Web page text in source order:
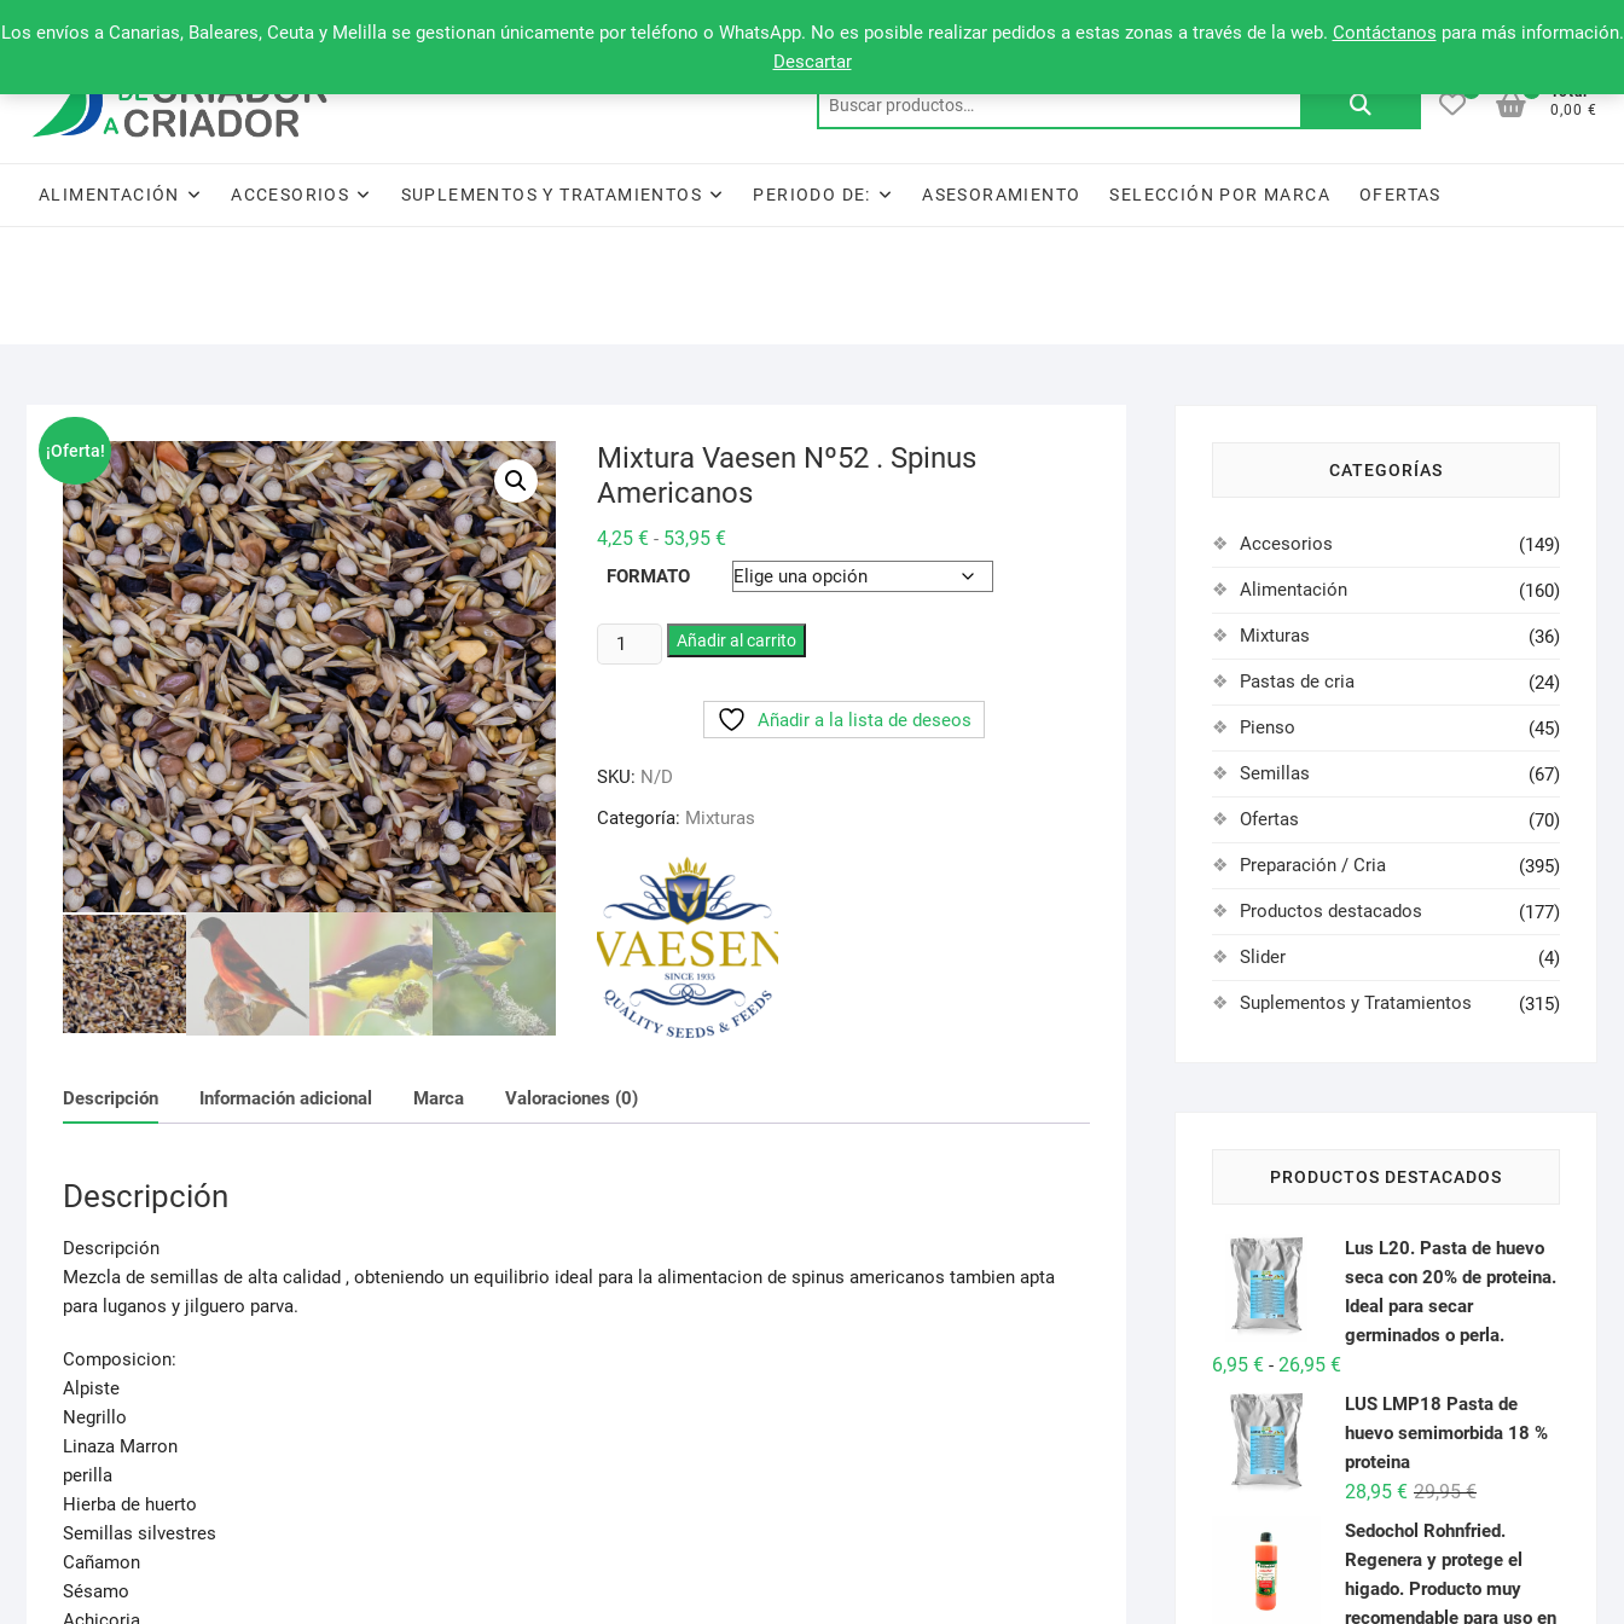
Los envíos a Canarias, Baleares, Ceuta y Melilla se gestionan únicamente por teléfono o WhatsApp. No es posible realizar pedidos a estas zonas a través de la web. Contáctanos para más información.
Descartar
al
660 079 911 Mi cuenta Lista de deseos
Buscar
Total
0,00 €
ALIMENTACIÓN ACCESORIOS SUPLEMENTOS Y TRATAMIENTOS PERIODO DE: ASESORAMIENTO SELECCIÓN POR MARCA OFERTAS
¡Oferta!
Mixtura Vaesen Nº52 . Spinus
Americanos
4,25 € - 53,95 €Rango
precios:
desde
hasta
53,95 €
FORMATO
Mixtura
Vaesen
Americanos
cantidad
Añadir al carrito
Añadir a la lista de deseos
SKU: N/D
Categoría: Mixturas
Descripción Información adicional Marca Valoraciones (0)
Descripción
Descripción
Mezcla de semillas de alta calidad , obteniendo un equilibrio ideal para la alimentacion de spinus americanos tambien apta
para luganos y jilguero parva.
Composicion:
Alpiste
Negrillo
Linaza Marron
perilla
Hierba de huerto
Semillas silvestres
Cañamon
Sésamo
CATEGORÍAS
Accesorios (149)
Alimentación (160)
Mixturas (36)
Pastas de cria (24)
Pienso (45)
Semillas (67)
Ofertas (70)
Preparación / Cria (395)
Productos destacados (177)
Slider (4)
Suplementos y Tratamientos (315)
PRODUCTOS DESTACADOS
Lus L20. Pasta de huevo
seca con 20% de proteina.
Ideal para secar
germinados o perla.
6,95 € - 26,95 €Rango
de
precios:
desde
6,95 €
hasta
26,95 €
LUS LMP18 Pasta de
huevo semimorbida 18 %
proteina
29,95€El
precio
original
era:
29,95 €.
28,95 €
El
precio
actual
es:
28,95 €.
Sedochol Rohnfried.
Regenera y protege el
higado. Producto muy
recomendable para uso en